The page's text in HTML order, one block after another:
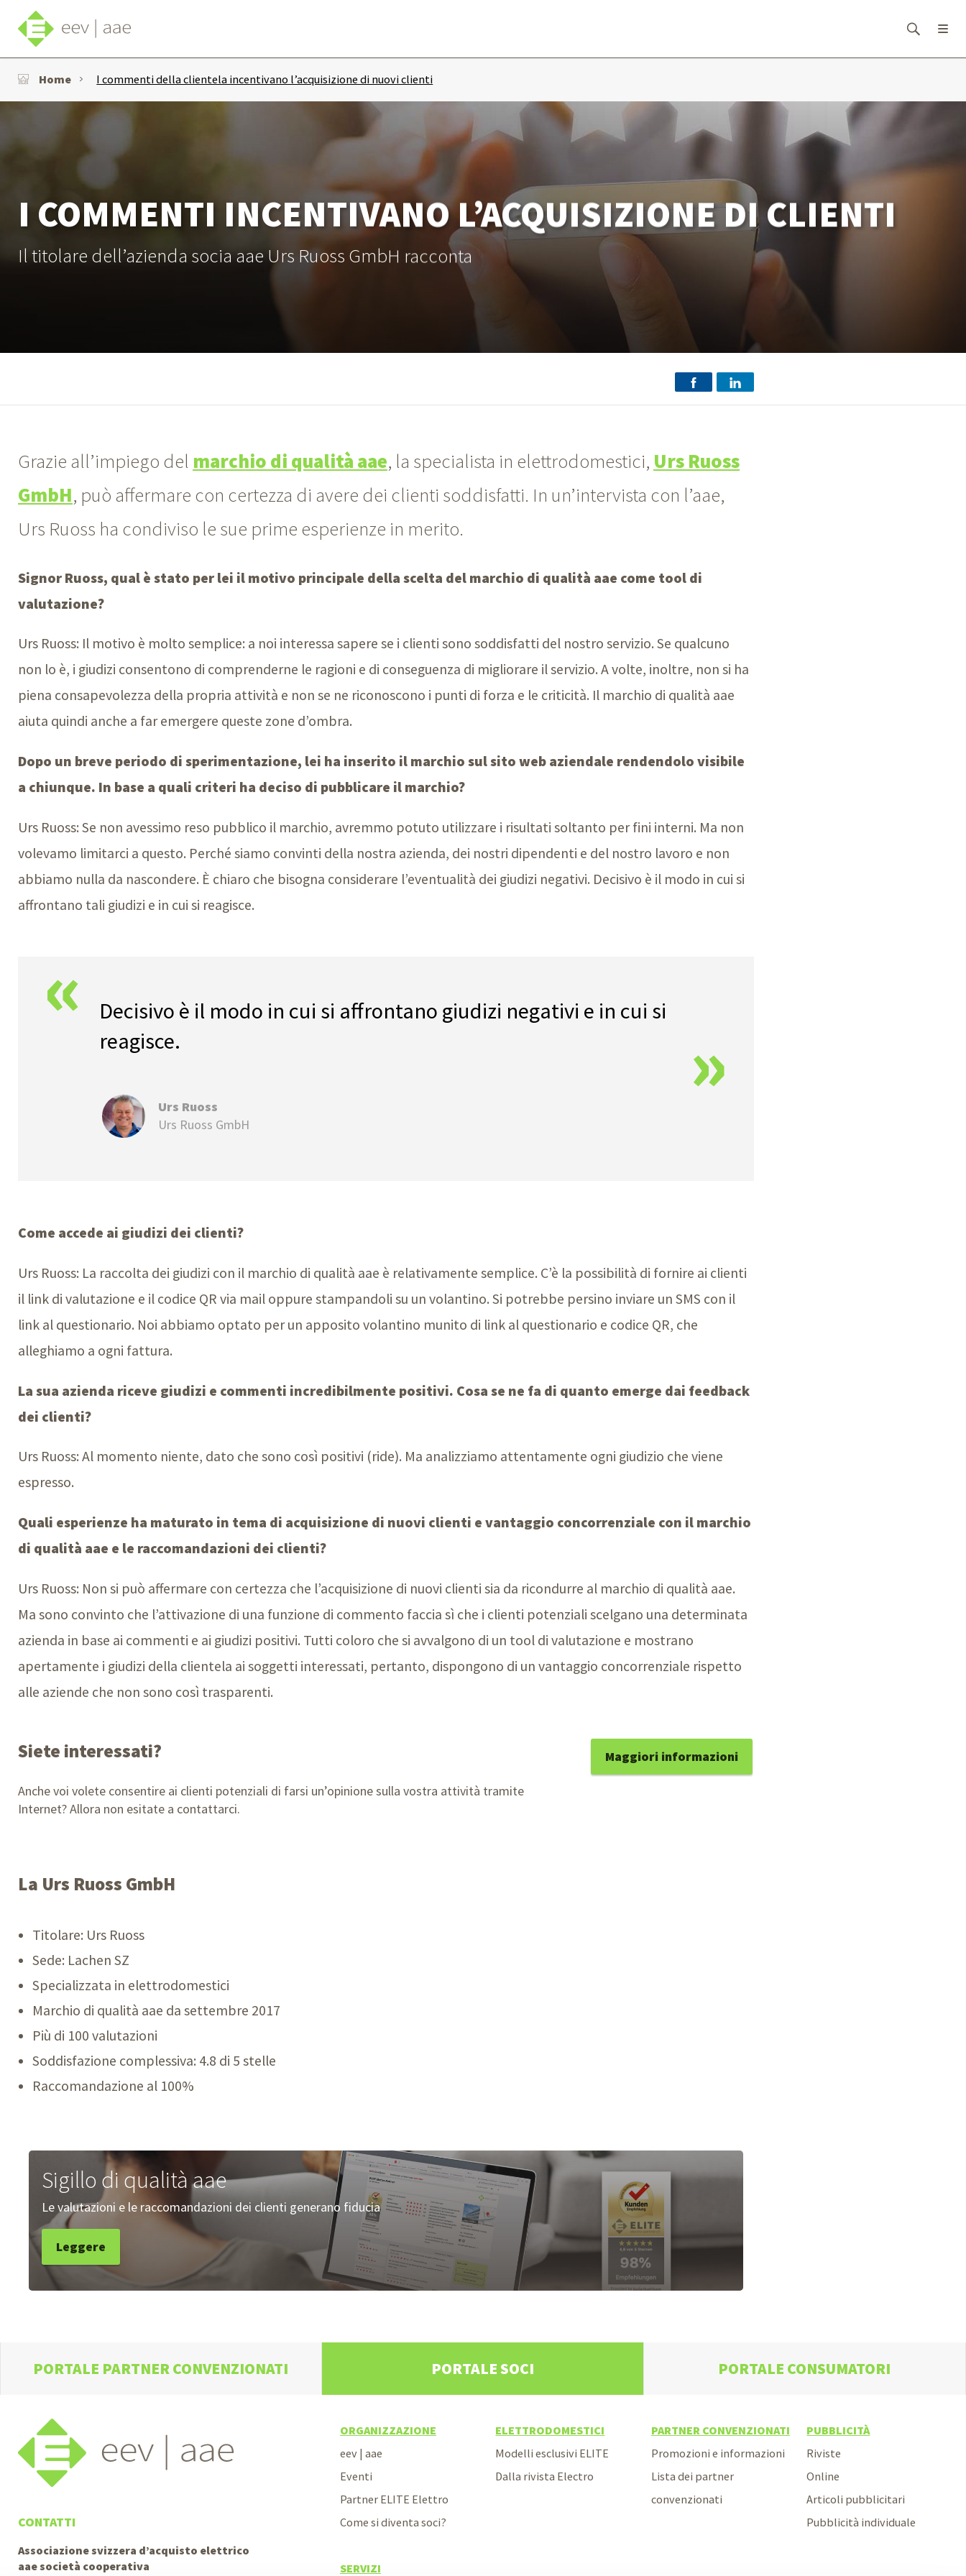
Home I commenti della clientela incentivano l’acquisizione di nuovi clienti
I COMMENTI INCENTIVANO L’ACQUISIZIONE DI CLIENTI
Il titolare dell’azienda socia aae Urs Ruoss GmbH racconta
Grazie all’impiego del marchio di qualità aae, la specialista in elettrodomestici, Urs Ruoss
GmbH, può affermare con certezza di avere dei clienti soddisfatti. In un’intervista con l’aae,
Urs Ruoss ha condiviso le sue prime esperienze in merito.
Signor Ruoss, qual è stato per lei il motivo principale della scelta del marchio di qualità aae come tool di
valutazione?
Urs Ruoss: Il motivo è molto semplice: a noi interessa sapere se i clienti sono soddisfatti del nostro servizio. Se qualcuno
non lo è, i giudizi consentono di comprenderne le ragioni e di conseguenza di migliorare il servizio. A volte, inoltre, non si ha
piena consapevolezza della propria attività e non se ne riconoscono i punti di forza e le criticità. Il marchio di qualità aae
aiuta quindi anche a far emergere queste zone d’ombra.
Dopo un breve periodo di sperimentazione, lei ha inserito il marchio sul sito web aziendale rendendolo visibile
a chiunque. In base a quali criteri ha deciso di pubblicare il marchio?
Urs Ruoss: Se non avessimo reso pubblico il marchio, avremmo potuto utilizzare i risultati soltanto per fini interni. Ma non
volevamo limitarci a questo. Perché siamo convinti della nostra azienda, dei nostri dipendenti e del nostro lavoro e non
abbiamo nulla da nascondere. È chiaro che bisogna considerare l’eventualità dei giudizi negativi. Decisivo è il modo in cui si
affrontano tali giudizi e in cui si reagisce.
«
Decisivo è il modo in cui si affrontano giudizi negativi e in cui si
reagisce.
»
Urs Ruoss
Urs Ruoss GmbH
Come accede ai giudizi dei clienti?
Urs Ruoss: La raccolta dei giudizi con il marchio di qualità aae è relativamente semplice. C’è la possibilità di fornire ai clienti
il link di valutazione e il codice QR via mail oppure stampandoli su un volantino. Si potrebbe persino inviare un SMS con il
link al questionario. Noi abbiamo optato per un apposito volantino munito di link al questionario e codice QR, che
alleghiamo a ogni fattura.
La sua azienda riceve giudizi e commenti incredibilmente positivi. Cosa se ne fa di quanto emerge dai feedback
dei clienti?
Urs Ruoss: Al momento niente, dato che sono così positivi (ride). Ma analizziamo attentamente ogni giudizio che viene
espresso.
Quali esperienze ha maturato in tema di acquisizione di nuovi clienti e vantaggio concorrenziale con il marchio
di qualità aae e le raccomandazioni dei clienti?
Urs Ruoss: Non si può affermare con certezza che l’acquisizione di nuovi clienti sia da ricondurre al marchio di qualità aae.
Ma sono convinto che l’attivazione di una funzione di commento faccia sì che i clienti potenziali scelgano una determinata
azienda in base ai commenti e ai giudizi positivi. Tutti coloro che si avvalgono di un tool di valutazione e mostrano
apertamente i giudizi della clientela ai soggetti interessati, pertanto, dispongono di un vantaggio concorrenziale rispetto
alle aziende che non sono così trasparenti.
Siete interessati?
Anche voi volete consentire ai clienti potenziali di farsi un’opinione sulla vostra attività tramite
Internet? Allora non esitate a contattarci.
Maggiori informazioni
La Urs Ruoss GmbH
Titolare: Urs Ruoss
Sede: Lachen SZ
Specializzata in elettrodomestici
Marchio di qualità aae da settembre 2017
Più di 100 valutazioni
Soddisfazione complessiva: 4.8 di 5 stelle
Raccomandazione al 100%
Sigillo di qualità aae
Le valutazioni e le raccomandazioni dei clienti generano fiducia
Leggere
PORTALE PARTNER CONVENZIONATI PORTALE SOCI PORTALE CONSUMATORI
CONTATTI
Associazione svizzera d’acquisto elettrico
aae società cooperativa
ORGANIZZAZIONE
eev | aae
Eventi
Partner ELITE Elettro
Come si diventa soci?
ELETTRODOMESTICI
Modelli esclusivi ELITE
Dalla rivista Electro
PARTNER CONVENZIONATI
Promozioni e informazioni
Lista dei partner
convenzionati
PUBBLICITÀ
Riviste
Online
Articoli pubblicitari
Pubblicità individuale
SERVIZI